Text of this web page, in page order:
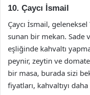
10. Çaycı İsmail
Çaycı İsmail,
sunan bir mekan. Sade
eşliğinde kahvaltı
peynir, zeytin ve
bir masa, burada sizi
fiyatları, kahvaltıyı